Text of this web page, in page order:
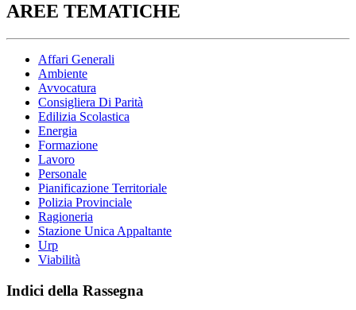
AREE TEMATICHE
Affari Generali
Ambiente
Avvocatura
Consigliera Di Parità
Edilizia Scolastica
Energia
Formazione
Lavoro
Personale
Pianificazione Territoriale
Polizia Provinciale
Ragioneria
Stazione Unica Appaltante
Urp
Viabilità
Indici della Rassegna